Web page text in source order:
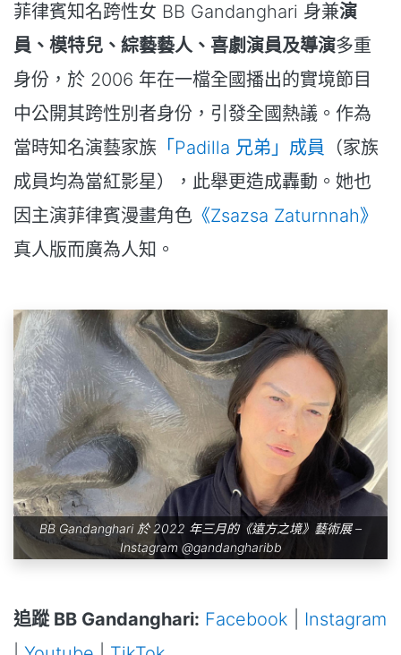
菲律賓知名跨性女 BB Gandanghari 身兼演
員、模特兒、綜藝藝人、喜劇演員及導演多重
身份，於 2006 年在一檔全國播出的實境節目
中公開其跨性別者身份，引發全國熱議。作為
當時知名演藝家族 「Padilla 兄弟」成員 （家族
成員均為當紅影星），此舉更造成轟動。她也
因主演菲律賓漫畫角色 《Zsazsa Zaturnnah》
真人版而廣為人知。
BB Gandanghari 於 2022 年三月的《遠方之境》藝術展 –
Instagram @gandangharibb
追蹤 BB Gandanghari: Facebook
Instagram